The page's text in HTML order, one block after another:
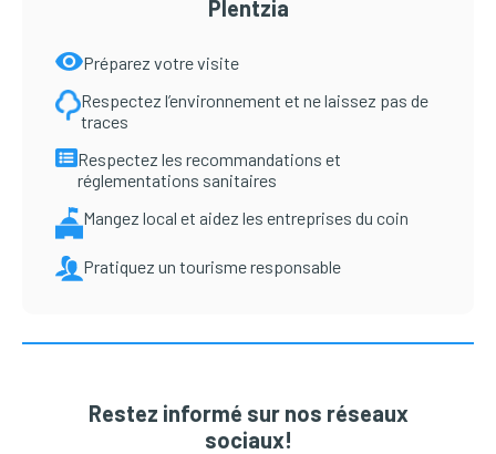
Plentzia
Préparez votre visite
Respectez l’environnement et ne laissez pas de
traces
Respectez les recommandations et
réglementations sanitaires
Mangez local et aidez les entreprises du coin
Pratiquez un tourisme responsable
Restez informé sur nos réseaux
sociaux!